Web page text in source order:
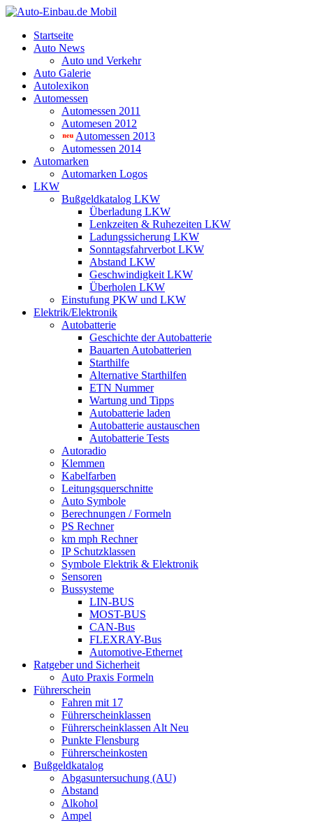
Startseite
Auto News
Auto und Verkehr
Auto Galerie
Autolexikon
Automessen
Automessen 2011
Automesen 2012
Automessen 2013
Automessen 2014
Automarken
Automarken Logos
LKW
Bußgeldkatalog LKW
Überladung LKW
Lenkzeiten & Ruhezeiten LKW
Ladungssicherung LKW
Sonntagsfahrverbot LKW
Abstand LKW
Geschwindigkeit LKW
Überholen LKW
Einstufung PKW und LKW
Elektrik/Elektronik
Autobatterie
Geschichte der Autobatterie
Bauarten Autobatterien
Starthilfe
Alternative Starthilfen
ETN Nummer
Wartung und Tipps
Autobatterie laden
Autobatterie austauschen
Autobatterie Tests
Autoradio
Klemmen
Kabelfarben
Leitungsquerschnitte
Auto Symbole
Berechnungen / Formeln
PS Rechner
km mph Rechner
IP Schutzklassen
Symbole Elektrik & Elektronik
Sensoren
Bussysteme
LIN-BUS
MOST-BUS
CAN-Bus
FLEXRAY-Bus
Automotive-Ethernet
Ratgeber und Sicherheit
Auto Praxis Formeln
Führerschein
Fahren mit 17
Führerscheinklassen
Führerscheinklassen Alt Neu
Punkte Flensburg
Führerscheinkosten
Bußgeldkatalog
Abgasuntersuchung (AU)
Abstand
Alkohol
Ampel